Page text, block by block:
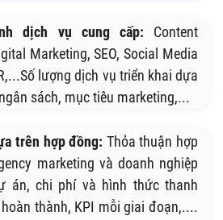
dịch vụ cung cấp: Content
Marketing, SEO, Social Media
lượng dịch vụ triển khai dựa
sách, mục tiêu marketing,...
trên hợp đồng: Thỏa thuận hợp
marketing và doanh nghiệp
án, chi phí và hình thức thanh
thành, KPI mỗi giai đoạn,....